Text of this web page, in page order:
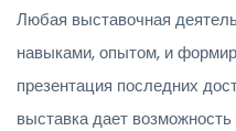
Любая выставочная
навыками, опытом, и
презентация последних
выставка дает